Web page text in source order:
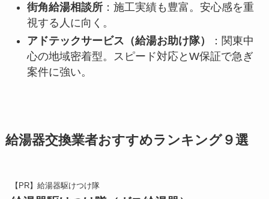
街角給湯相談所：施工実績も豊富。安心感を重
視する人に向く。
アドテックサービス（給湯お助け隊）
：関東中
心の地域密着型。スピード対応とW保証で急ぎ
案件に強い。
給湯器交換業者おすすめランキング９選
【PR】給湯器駆けつけ隊